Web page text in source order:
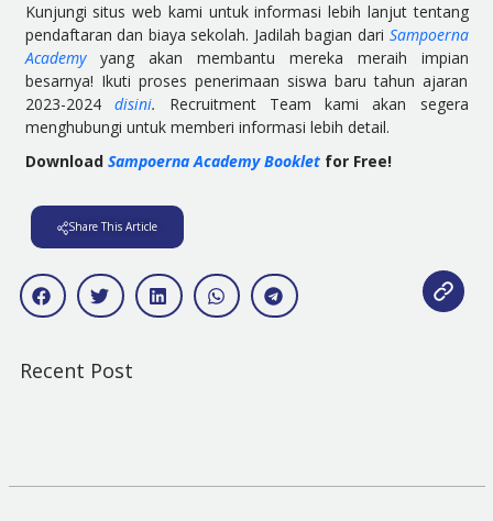
Kunjungi situs web kami untuk informasi lebih lanjut tentang
pendaftaran dan biaya sekolah. Jadilah bagian dari Sampoerna
Academyyang akan membantu mereka meraih impian
besarnya! Ikuti proses penerimaan siswa baru tahun ajaran
2023-2024 disini. Recruitment Team kami akan segera
menghubungi untuk memberi informasi lebih detail.
Download Sampoerna Academy Bookletfor Free!
Share This Article
Recent Post